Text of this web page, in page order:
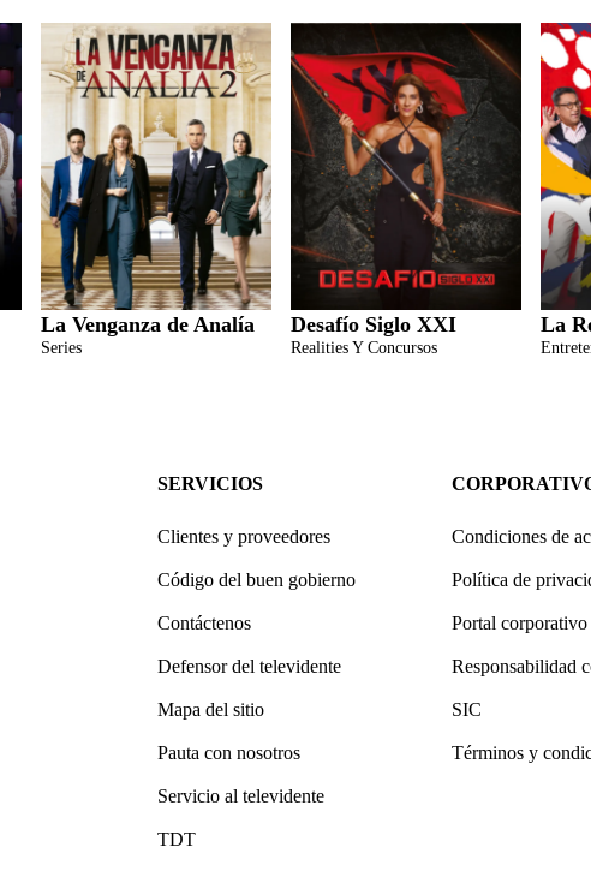
La Venganza de Analía
Series
Desafío Siglo XXI
Realities Y Concursos
La
SERVICIOS
Clientes y proveedores
Código del buen gobierno
Contáctenos
Defensor del televidente
Mapa del sitio
Pauta con nosotros
Servicio al televidente
TDT
Condiciones de
Política de
Portal corporativo
Responsabilidad
SIC
Términos y